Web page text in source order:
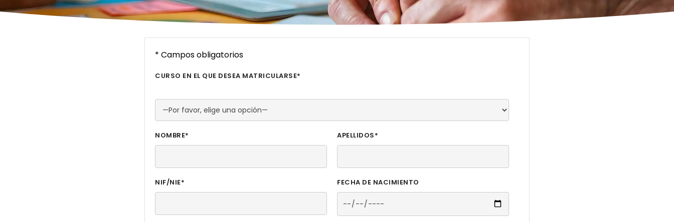
* Campos obligatorios
CURSO EN EL QUE DESEA MATRICULARSE*
NOMBRE* APELLIDOS*
NIF/NIE* FECHA DE NACIMIENTO